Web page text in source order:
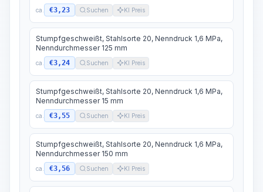
ca. €3,23 Suchen KI Preis
Stumpfgeschweißt, Stahlsorte 20, Nenndruck 1,6 MPa,
Nenndurchmesser 125 mm
ca. €3,24 Suchen KI Preis
Stumpfgeschweißt, Stahlsorte 20, Nenndruck 1,6 MPa,
Nenndurchmesser 15 mm
ca. €3,55 Suchen KI Preis
Stumpfgeschweißt, Stahlsorte 20, Nenndruck 1,6 MPa,
Nenndurchmesser 150 mm
ca. €3,56 Suchen KI Preis